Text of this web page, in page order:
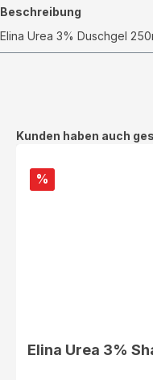
Beschreibung
Elina Urea 3% Duschgel
Produktgalerie
Kunden haben auch
%
Elina Urea 3%